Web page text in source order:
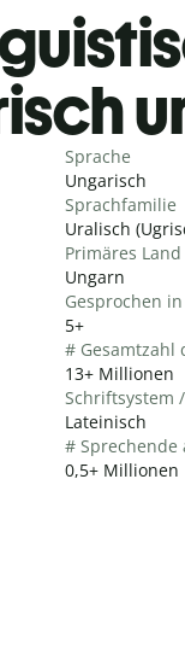
Sprache
Ungarisch
Sprachfamilie
Uralisch
Primäres Land
Ungarn
Gesprochen
5+
# Gesamtzahl
13+ Millionen
Schriftsystem
Lateinisch
# Sprechende
0,5+ Millionen